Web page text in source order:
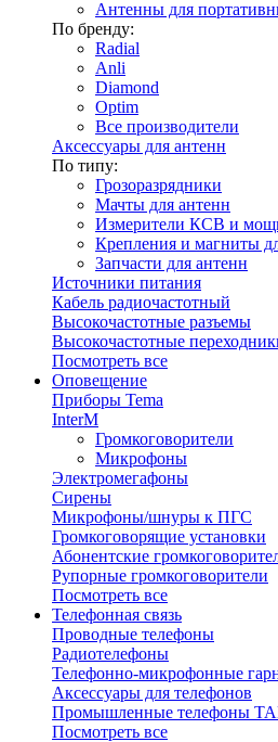
Антенны для
По бренду:
Radial
Anli
Diamond
Optim
Все производители
Аксессуары для антенн
По типу:
Грозоразрядники
Мачты для антенн
Измерители КСВ и
Крепления и магниты
Запчасти для антенн
Источники питания
Кабель радиочастотный
Высокочастотные разъемы
Высокочастотные
Посмотреть все
Оповещение
Приборы Tema
InterM
Громкоговорители
Микрофоны
Электромегафоны
Сирены
Микрофоны/шнуры к ПГС
Громкоговорящие установки
Абонентские
Рупорные громкоговорители
Посмотреть все
Телефонная связь
Проводные телефоны
Радиотелефоны
Телефонно-микрофонные
Аксессуары для телефонов
Промышленные телефоны
Посмотреть все